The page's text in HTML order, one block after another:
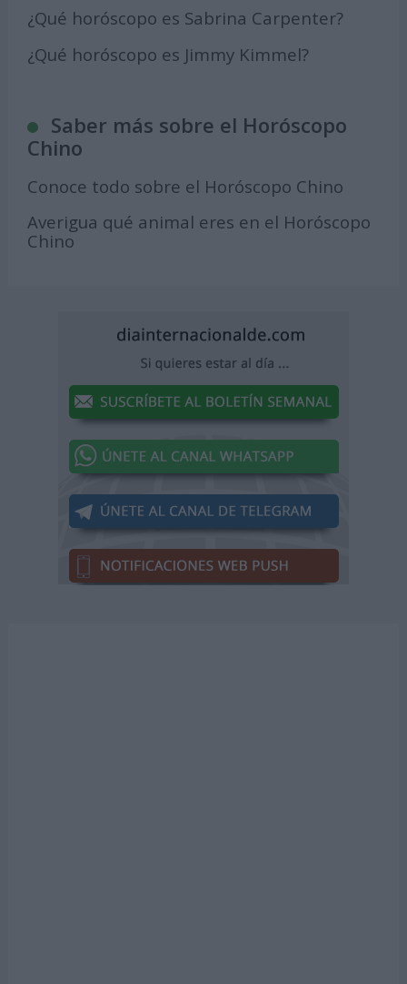
¿Qué horóscopo es Sabrina Carpenter?
¿Qué horóscopo es Jimmy Kimmel?
Saber más sobre el Horóscopo
Chino
Conoce todo sobre el Horóscopo Chino
Averigua qué animal eres en el Horóscopo
Chino